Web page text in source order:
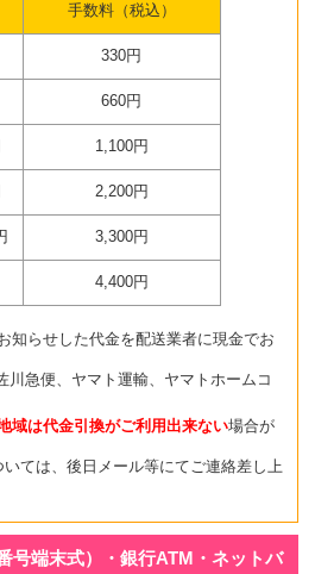
手数料（税込）
330円
660円
1,100円
2,200円
3,300円
4,400円
知らせした代金を配送業者に現金でお
川急便、ヤマト運輸、ヤマトホームコ
域は代金引換がご利用出来ない場合が
ては、後日メール等にてご連絡差し上
号端末式）・銀行ATM・ネットバ